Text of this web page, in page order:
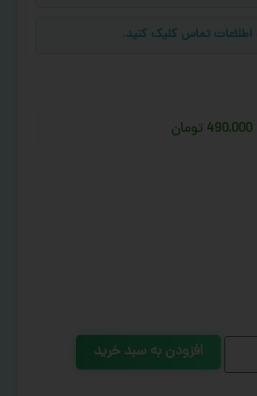
اطلاعات تماس کلیک کنید.
490,000 تومان
افزودن به سبد خرید